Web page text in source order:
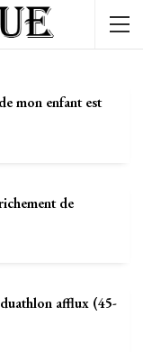
mon enfant est
de
afflux (45-